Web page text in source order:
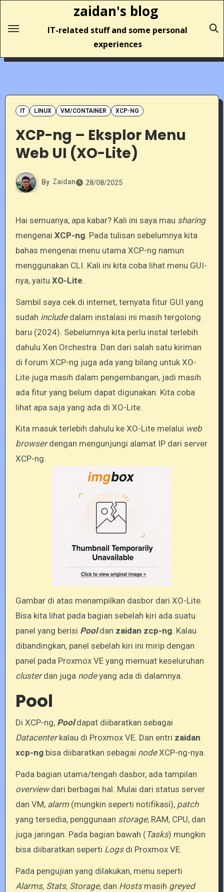
content
zaidan's blog
IT-related stuff and some personal
experiences
IT LINUX VM/CONTAINER XCP-NG
XCP-ng – Eksplor Menu
Web UI (XO-Lite)
By Zaidan 28/08/2025
Hai semuanya, apa kabar? Kali ini saya mau sharing
mengenai XCP-ng. Pada tulisan sebelumnya kita
bahas mengenai menu utama XCP-ng namun
menggunakan CLI. Kali ini kita coba lihat menu GUI-
nya, yaitu XO-Lite.
Sambil saya cek di internet, ternyata fitur GUI yang
sudah includedalam instalasi ini masih tergolong
baru (2024). Sebelumnya kita perlu instal terlebih
dahulu Xen Orchestra. Dan dari salah satu kiriman
di forum XCP-ng juga ada yang bilang untuk XO-
Lite juga masih dalam pengembangan, jadi masih
ada fitur yang belum dapat digunakan. Kita coba
lihat apa saja yang ada di XO-Lite.
Kita masuk terlebih dahulu ke XO-Lite melalui web
browserdengan mengunjungi alamat IP dari server
XCP-ng.
Gambar di atas menampilkan dasbor dari XO-Lite.
Bisa kita lihat pada bagian sebelah kiri ada suatu
panel yang berisi Pooldan zaidan zcp-ng. Kalau
dibandingkan, panel sebelah kiri ini mirip dengan
panel pada Proxmox VE yang memuat keseluruhan
clusterdan juga nodeyang ada di dalamnya.
Pool
Di XCP-ng, Pooldapat diibaratkan sebagai
Datacenterkalau di Proxmox VE. Dan entri zaidan
xcp-ngbisa diibaratkan sebagai nodeXCP-ng-nya.
Pada bagian utama/tengah dasbor, ada tampilan
overviewdari berbagai hal. Mulai dari status server
dan VM, alarm(mungkin seperti notifikasi), patch
yang tersedia, penggunaan storage, RAM, CPU, dan
juga jaringan. Pada bagian bawah (Tasks) mungkin
bisa diibaratkan seperti Logsdi Proxmox VE.
Pada pengujian yang dilakukan, menu seperti
Alarms, Stats, Storage,dan Hostsmasih greyed